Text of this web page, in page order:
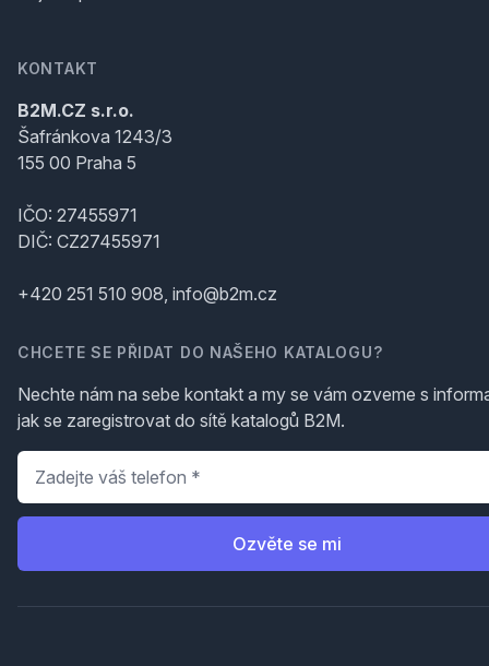
KONTAKT
B2M.CZ s.r.o.
Šafránkova 1243/3
155 00 Praha 5
IČO: 27455971
DIČ: CZ27455971
+420 251 510 908, info@b2m.cz
CHCETE SE PŘIDAT DO NAŠEHO KATALOGU?
Nechte nám na sebe kontakt a my se vám ozveme s
jak se zaregistrovat do sítě katalogů B2M.
Telefon
Ozvěte se mi